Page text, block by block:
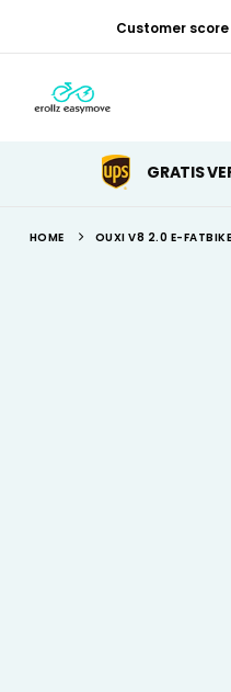
Customer
GRATIS
HOME OUXI V8 2.0 E-